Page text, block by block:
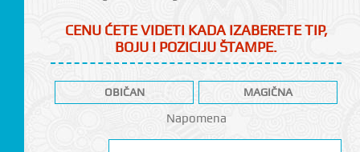
CENU ĆETE VIDETI KADA IZABERETE TIP,
BOJU I POZICIJU ŠTAMPE.
OBIČAN MAGIČNA
Napomena